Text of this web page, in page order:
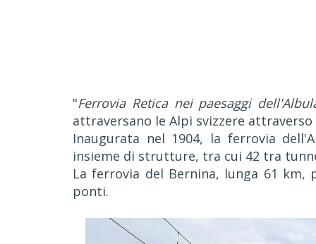
"Ferrovia Retica nei paesaggi
attraversano le Alpi svizzere attraverso
Inaugurata nel 1904, la ferrovia
insieme di strutture, tra cui 42 tra
La ferrovia del Bernina, lunga 61
ponti.